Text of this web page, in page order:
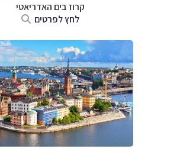
קרוז בים האדריאטי
לחץ לפרטים